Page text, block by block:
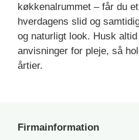
køkkenalrummet – får du
hverdagens slid og
og naturligt look. Husk
anvisninger for pleje, så
årtier.
Firmainformation